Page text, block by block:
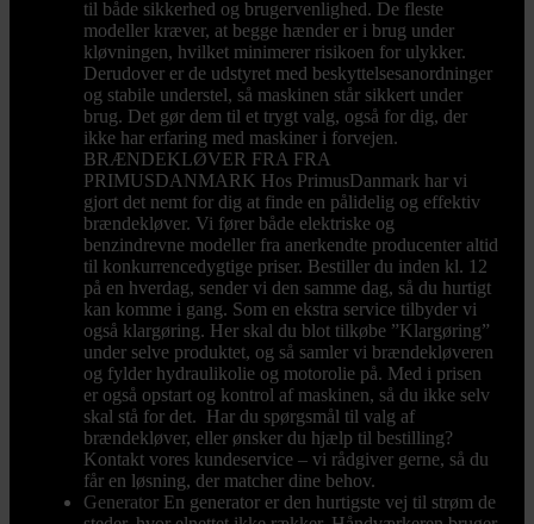
til både sikkerhed og brugervenlighed. De fleste
modeller kræver, at begge hænder er i brug under
kløvningen, hvilket minimerer risikoen for ulykker.
Derudover er de udstyret med beskyttelsesanordninger
og stabile understel, så maskinen står sikkert under
brug. Det gør dem til et trygt valg, også for dig, der
ikke har erfaring med maskiner i forvejen.
BRÆNDEKLØVER FRA FRA
PRIMUSDANMARK Hos PrimusDanmark har vi
gjort det nemt for dig at finde en pålidelig og effektiv
brændekløver. Vi fører både elektriske og
benzindrevne modeller fra anerkendte producenter altid
til konkurrencedygtige priser. Bestiller du inden kl. 12
på en hverdag, sender vi den samme dag, så du hurtigt
kan komme i gang. Som en ekstra service tilbyder vi
også klargøring. Her skal du blot tilkøbe ”Klargøring”
under selve produktet, og så samler vi brændekløveren
og fylder hydraulikolie og motorolie på. Med i prisen
er også opstart og kontrol af maskinen, så du ikke selv
skal stå for det. Har du spørgsmål til valg af
brændekløver, eller ønsker du hjælp til bestilling?
Kontakt vores kundeservice – vi rådgiver gerne, så du
får en løsning, der matcher dine behov.
Generator En generator er den hurtigste vej til strøm de